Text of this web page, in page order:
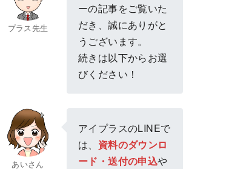
プラス先生
ーの記事をご覧いた
だき、誠にありがと
うございます。
続きは以下からお選
びください！
あいさん
アイプラスのLINEで
は、 資料のダウンロ
ード・送付の申込や